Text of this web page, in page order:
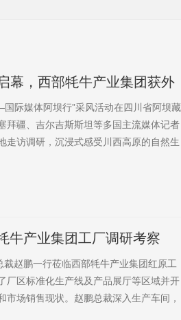
幕，西部牦牛产业集团获外
际媒体阿坝行”采风活动在四川省阿坝藏
拜疆、吉尔吉斯斯坦等多国主流媒体记者
走访调研，沉浸式感受川西高原的自然生
牛产业集团工厂调研考察
赵鹏一行莅临西部牦牛产业集团红原工
厂区标准化生产线及产品展厅等区域并开
场销售现状。赵鹏总裁深入生产车间，